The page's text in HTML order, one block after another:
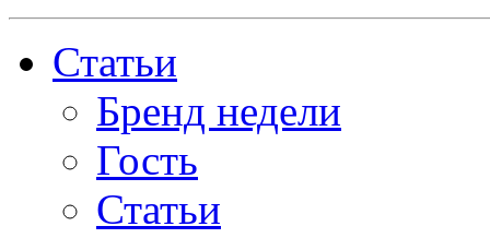
Статьи
Бренд недели
Гость
Статьи